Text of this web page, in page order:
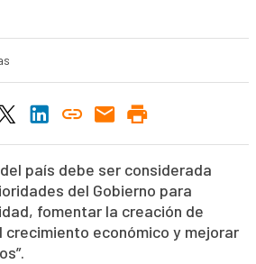
país debe ser considerada
del Gobierno para
fomentar la creación de
crecimiento económico y mejorar